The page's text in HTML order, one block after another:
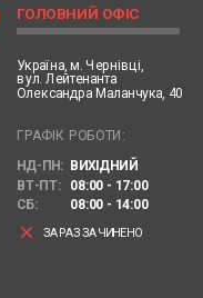
ГОЛОВНИЙ ОФІС
Україна, м. Чернівці,
вул. Лейтенанта
Олександра Маланчука, 40
ГРАФІК РОБОТИ:
НД-ПН: ВИХІДНИЙ
ВТ-ПТ:
08:00 - 17:00
СБ:
08:00 - 14:00
clear ЗАРАЗ ЗАЧИНЕНО